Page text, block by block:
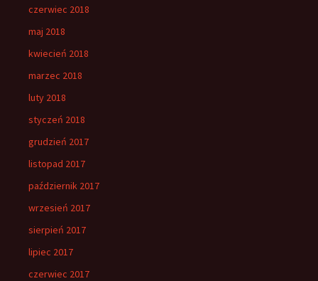
czerwiec 2018
maj 2018
kwiecień 2018
marzec 2018
luty 2018
styczeń 2018
grudzień 2017
listopad 2017
październik 2017
wrzesień 2017
sierpień 2017
lipiec 2017
czerwiec 2017